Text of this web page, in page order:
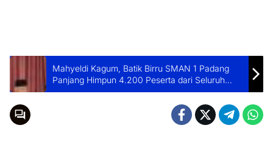
Mahyeldi Kagum, Batik Birru SMAN 1 Padang
Panjang Himpun 4.200 Peserta dari Seluruh
Indonesia